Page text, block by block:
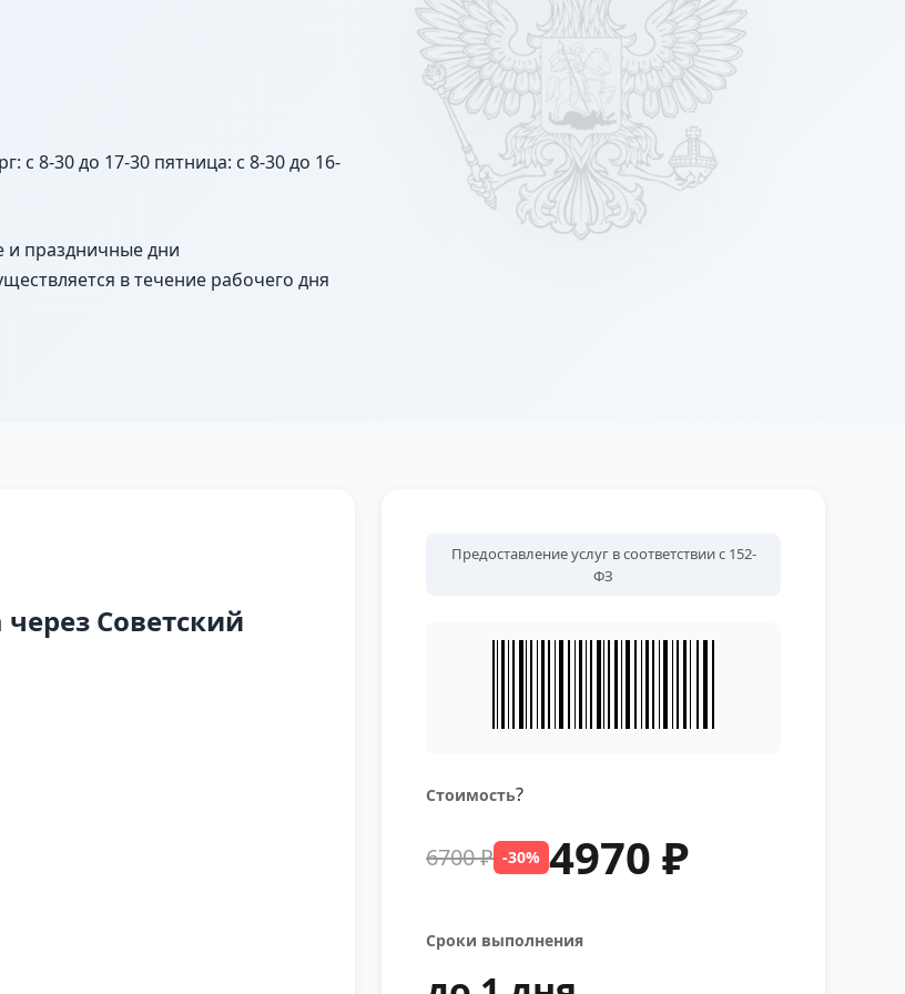
с 8-30 до 17-30 пятница: с 8-30 до 16-
и праздничные дни
в течение рабочего дня
Советский
Предоставление услуг в соответствии с 152-
ФЗ
Стоимость?
6700 ₽ -30% 4970 ₽
Сроки выполнения